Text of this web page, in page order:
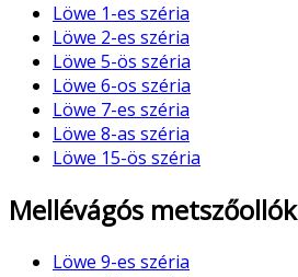
Löwe 1-es széria
Löwe 2-es széria
Löwe 5-ös széria
Löwe 6-os széria
Löwe 7-es széria
Löwe 8-as széria
Löwe 15-ös széria
Mellévágós metszőollók
Löwe 9-es széria